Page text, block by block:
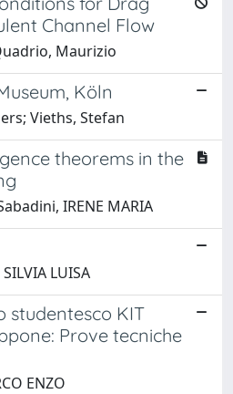
Channel Flow
Maurizio
Köln
Vieths, Stefan
theorems in the
IRENE MARIA
LUISA
studentesco KIT
Prove tecniche
ENZO